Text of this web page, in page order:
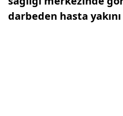
darbeden hasta